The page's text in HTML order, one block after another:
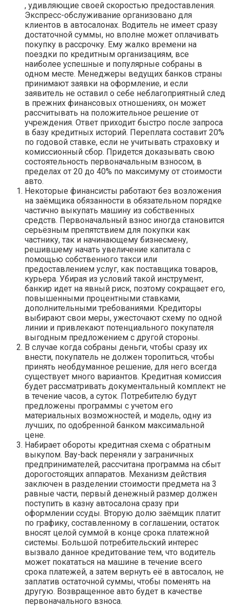
, удивляющие своей скоростью предоставления.
Экспресс-обслуживание организовано для
клиентов в автосалонах. Водитель не имеет сразу
достаточной суммы, но вполне может оплачивать
покупку в рассрочку. Ему жалко времени на
поездки по кредитным организациям, все
наиболее успешные и популярные собраны в
одном месте. Менеджеры ведущих банков страны
принимают заявки на оформление, и если
заявитель не оставил о себе неблагоприятный след
в прежних финансовых отношениях, он может
рассчитывать на положительное решение от
учреждения. Ответ приходит быстро после запроса
в базу кредитных историй. Переплата составит 20%
по годовой ставке, если не учитывать страховку и
комиссионный сбор. Придется доказывать свою
состоятельность первоначальным взносом, в
пределах от 20 до 40% по максимуму от стоимости
авто.
Некоторые финансисты работают без возложения
на заёмщика обязанности в обязательном порядке
частично выкупать машину из собственных
средств. Первоначальный взнос иногда становится
серьёзным препятствием для покупки как
частнику, так и начинающему бизнесмену,
решившему начать увеличение капитала с
помощью собственного такси или
предоставлением услуг, как поставщика товаров,
курьера. Убирая из условий такой инструмент,
банкир идет на явный риск, поэтому сокращает его,
повышенными процентными ставками,
дополнительными требованиями. Кредиторы
выбирают свои меры, ужесточают схему по одной
линии и привлекают потенциального покупателя
выгодным предложением с другой стороны.
В случае когда собраны деньги, чтобы сразу их
внести, покупатель не должен торопиться, чтобы
принять необдуманное решение, для него всегда
существует много вариантов. Кредитная комиссия
будет рассматривать документальный комплект не
в течение часов, а суток. Потребителю будут
предложены программы с учетом его
материальных возможностей, и модель, одну из
лучших, по одобренной банком максимальной
цене.
Набирает обороты кредитная схема с обратным
выкупом. Bay-back переняли у заграничных
предпринимателей, рассчитана программа на сбыт
дорогостоящих аппаратов. Механизм действия
заключен в разделении стоимости предмета на 3
равные части, первый денежный размер должен
поступить в казну автосалона сразу при
оформлении ссуды. Вторую долю заёмщик платит
по графику, составленному в соглашении, остаток
вносят целой суммой в конце срока платежной
системы. Большой потребительский интерес
вызвало данное кредитование тем, что водитель
может покататься на машине в течение всего
срока платежей, а затем вернуть её в автосалон, не
заплатив остаточной суммы, чтобы поменять на
другую. Возвращенное авто будет в качестве
первоначального взноса.